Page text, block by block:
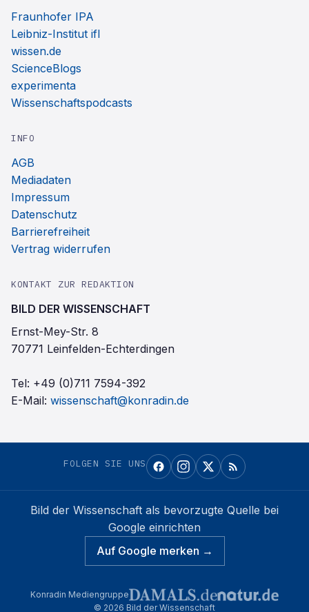
Fraunhofer IPA
Leibniz-Institut ifl
wissen.de
ScienceBlogs
experimenta
Wissenschaftspodcasts
INFO
AGB
Mediadaten
Impressum
Datenschutz
Barrierefreiheit
Vertrag widerrufen
KONTAKT ZUR REDAKTION
BILD DER WISSENSCHAFT
Ernst-Mey-Str. 8
70771 Leinfelden-Echterdingen
Tel: +49 (0)711 7594-392
E-Mail: wissenschaft@konradin.de
FOLGEN SIE UNS
Bild der Wissenschaft als bevorzugte Quelle bei
Google einrichten
Auf Google merken →
Konradin Mediengruppe
© 2026 Bild der Wissenschaft